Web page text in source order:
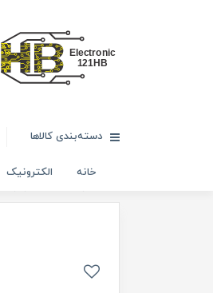
دسته‌بندی کالاها
خانه الکترونیک